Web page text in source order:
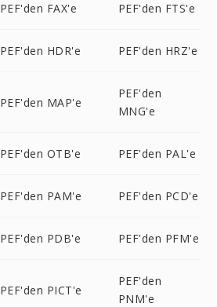
PEF'den FAX'e PEF'den FTS'e
PEF'den HDR'e PEF'den HRZ'e
PEF'den MAP'e
PEF'den
MNG'e
PEF'den OTB'e PEF'den PAL'e
PEF'den PAM'e PEF'den PCD'e
PEF'den PDB'e PEF'den PFM'e
PEF'den PICT'e
PEF'den
PNM'e